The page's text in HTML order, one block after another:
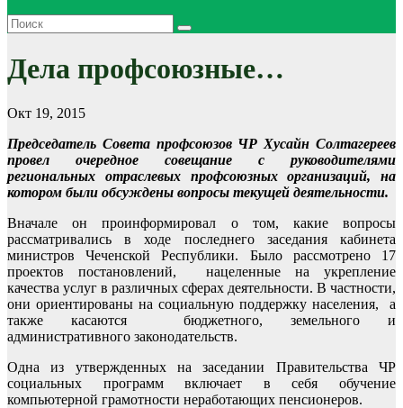
Дела профсоюзные…
Окт 19, 2015
Председатель Совета профсоюзов ЧР Хусайн Солтагереев
провел очередное совещание с руководителями
региональных отраслевых профсоюзных организаций, на
котором были обсуждены вопросы текущей деятельности.
Вначале он проинформировал о том, какие вопросы
рассматривались в ходе последнего заседания кабинета
министров Чеченской Республики. Было рассмотрено 17
проектов постановлений, нацеленные на укрепление
качества услуг в различных сферах деятельности. В частности,
они ориентированы на социальную поддержку населения, а
также касаются бюджетного, земельного и
административного законодательств.
Одна из утвержденных на заседании Правительства ЧР
социальных программ включает в себя обучение
компьютерной грамотности неработающих пенсионеров.